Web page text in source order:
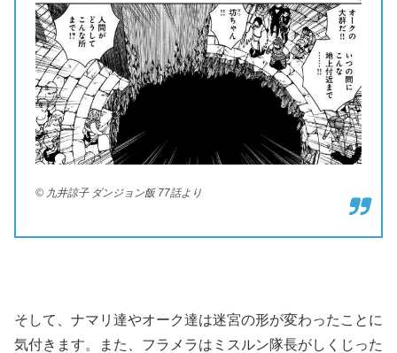
© 九井諒子 ダンジョン飯 77話より
そして、ナマリ達やオーク達は迷宮の形が変わったことに
気付きます。また、フラメラはミスルン隊長がしくじった